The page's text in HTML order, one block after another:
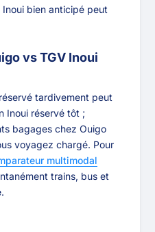
bien anticipé peut
vs TGV Inoui
tardivement peut
Inoui réservé tôt ;
bagages chez Ouigo
voyagez chargé. Pour
multimodal
trains, bus et